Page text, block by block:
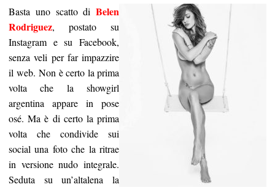
Basta uno scatto di Belen
Rodriguez, postato su
Instagram e su Facebook,
senza veli per far impazzire
il web. Non è certo la prima
volta che la showgirl
argentina appare in pose
osé. Ma è di certo la prima
volta che condivide sui
social una foto che la ritrae
in versione nudo integrale.
Seduta su un’altalena la